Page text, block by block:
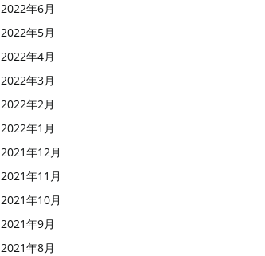
2022年6月
2022年5月
2022年4月
2022年3月
2022年2月
2022年1月
2021年12月
2021年11月
2021年10月
2021年9月
2021年8月